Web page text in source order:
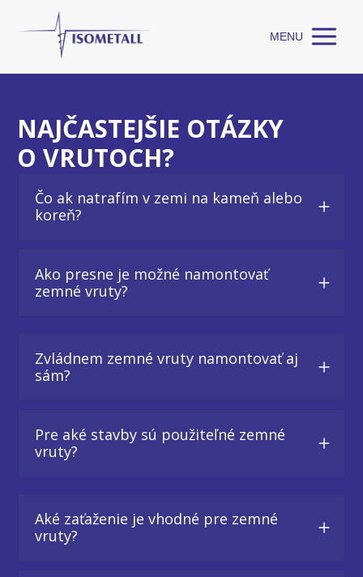
MENU
NAJČASTEJŠIE OTÁZKY
O VRUTOCH?
Čo ak natrafím v zemi na kameň alebo
koreň?
Ako presne je možné namontovať
zemné vruty?
Zvládnem zemné vruty namontovať aj
sám?
Pre aké stavby sú použiteľné zemné
vruty?
Aké zaťaženie je vhodné pre zemné
vruty?